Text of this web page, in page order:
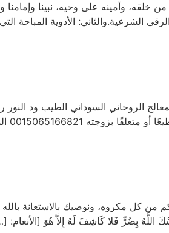
خلقه، وأمينه على وحيه، نبينا
الشرعية.والثاني: الأدوية المباحة
الروحاني السوداني الطيب ود النور جلب الحبيب من أي مكان حتى لو كان متزوجًا 0015065166821 المعالج
ولو بعد
من كل مكروه، ونوصيك بالاستعانة بالله